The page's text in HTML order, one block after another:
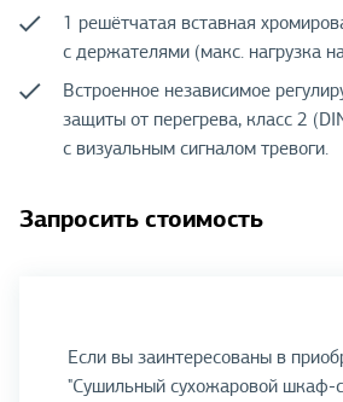
1 решётчатая вставная
с держателями (макс. нагрузка
Встроенное независимое
защиты от перегрева, класс 2
с визуальным сигналом тревоги.
Запросить стоимость
Если вы заинтересованы в
"Сушильный сухожаровой шкаф-